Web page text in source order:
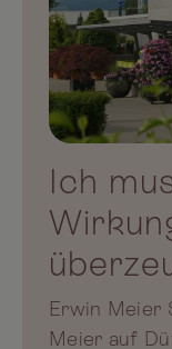
Ich
Erwin Meier
Meier auf